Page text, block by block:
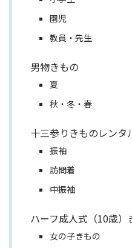
園児
教員・先生
男物きもの
夏
秋・冬・春
十三参りきものレンタ
振袖
訪問着
中振袖
ハーフ成人式（10歳
女の子きもの